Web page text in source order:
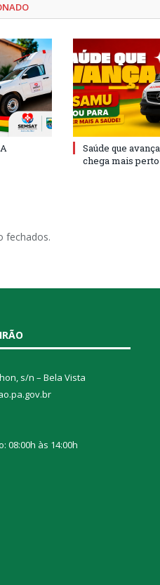
Saúde que
chega mais
fechados.
s/n – Bela Vista
08:00h às 14:00h